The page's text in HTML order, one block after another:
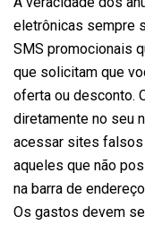
eletrônicas sempre
SMS promocionais
que solicitam que
oferta ou desconto.
diretamente no seu
acessar sites falsos
aqueles que não
na barra de
Os gastos devem